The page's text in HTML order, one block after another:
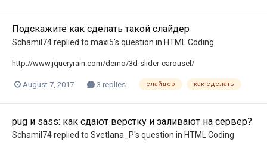
Подскажите как сделать такой слайдер
Schamil74replied to maxi5's question in HTML Coding
http://www.jqueryrain.com/demo/3d-slider-carousel/
August 7, 2017 3 replies слайдер как сделать
pug и sass: как сдают верстку и заливают на сервер?
Schamil74replied to Svetlana_P's question in HTML Coding